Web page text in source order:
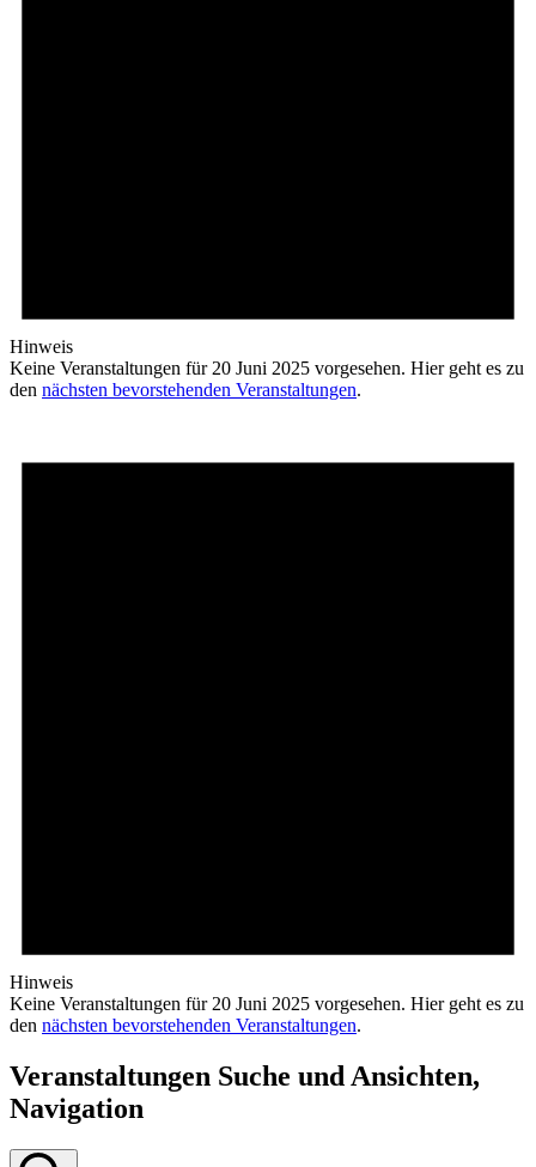
Hinweis
Keine Veranstaltungen für 20 Juni 2025 vorgesehen. Hier geht es zu
den nächsten bevorstehenden Veranstaltungen.
Hinweis
Keine Veranstaltungen für 20 Juni 2025 vorgesehen. Hier geht es zu
den nächsten bevorstehenden Veranstaltungen.
Veranstaltungen Suche und Ansichten,
Navigation